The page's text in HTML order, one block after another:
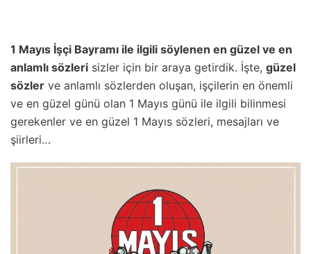
1 Mayıs İşçi Bayramı ile ilgili söylenen en güzel ve en
anlamlı sözleri sizler için bir araya getirdik. İşte, güzel
sözler ve anlamlı sözlerden oluşan, işçilerin en önemli
ve en güzel günü olan 1 Mayıs günü ile ilgili bilinmesi
gerekenler ve en güzel 1 Mayıs sözleri, mesajları ve
şiirleri…